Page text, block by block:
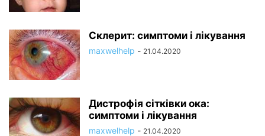
Склерит: симптоми і лікування
maxwelhelp - 21.04.2020
Дистрофія сітківки ока:
симптоми і лікування
maxwelhelp - 21.04.2020